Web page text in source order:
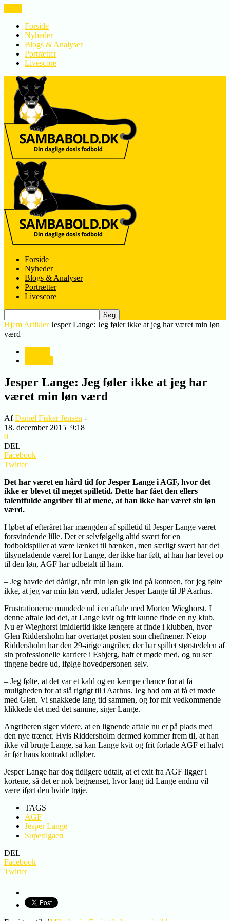
Forside
Nyheder
Blogs & Analyser
Portrætter
Livescore
Forside
Nyheder
Blogs & Analyser
Portrætter
Livescore
Hjem Artikler Jesper Lange: Jeg føler ikke at jeg har været min løn
værd
Jesper Lange: Jeg føler ikke at jeg har
været min løn værd
AfDaniel Fisker Jensen -
18. december 2015 9:18
0
DEL
Facebook
Twitter
Det har været en hård tid for Jesper Lange i AGF, hvor det
ikke er blevet til meget spilletid. Dette har fået den ellers
talentfulde angriber til at mene, at han ikke har været sin løn
værd.
I løbet af efteråret har mængden af spilletid til Jesper Lange været
forsvindende lille. Det er selvfølgelig altid svært for en
fodboldspiller at være lænket til bænken, men særligt svært har det
tilsyneladende været for Lange, der ikke har følt, at han har levet op
til den løn, AGF har udbetalt til ham.
– Jeg havde det dårligt, når min løn gik ind på kontoen, for jeg følte
ikke, at jeg var min løn værd, udtaler Jesper Lange til JP Aarhus.
Frustrationerne mundede ud i en aftale med Morten Wieghorst. I
denne aftale lød det, at Lange kvit og frit kunne finde en ny klub.
Nu er Wieghorst imidlertid ikke længere at finde i klubben, hvor
Glen Riddersholm har overtaget posten som cheftræner. Netop
Riddersholm har den 29-årige angriber, der har spillet størstedelen af
sin professionelle karriere i Esbjerg, haft et møde med, og nu ser
tingene bedre ud, ifølge hovedpersonen selv.
– Jeg følte, at det var et kald og en kæmpe chance for at få
muligheden for at slå rigtigt til i Aarhus. Jeg bad om at få et møde
med Glen. Vi snakkede lang tid sammen, og for mit vedkommende
klikkede det med det samme, siger Lange.
Angriberen siger videre, at en lignende aftale nu er på plads med
den nye træner. Hvis Riddersholm dermed kommer frem til, at han
ikke vil bruge Lange, så kan Lange kvit og frit forlade AGF et halvt
år før hans kontrakt udløber.
Jesper Lange har dog tidligere udtalt, at et exit fra AGF ligger i
kortene, så det er nok begrænset, hvor lang tid Lange endnu vil
være iført den hvide trøje.
TAGS
AGF
Jesper Lange
Superligaen
DEL
Facebook
Twitter